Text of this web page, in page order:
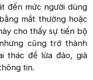
đến mức người dùng
mắt thường hoặc
cho thấy sự tiến bộ
cũng trở thành
thác để lừa đảo, giả
tin.